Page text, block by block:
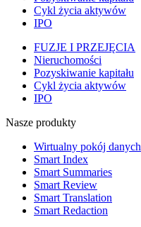
Cykl życia aktywów
IPO
FUZJE I PRZEJĘCIA
Nieruchomości
Pozyskiwanie kapitału
Cykl życia aktywów
IPO
Nasze produkty
Wirtualny pokój danych
Smart Index
Smart Summaries
Smart Review
Smart Translation
Smart Redaction